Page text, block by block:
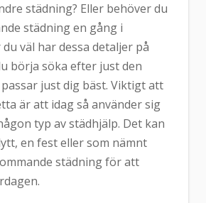
städning? Eller behöver du
städning en gång i
väl har dessa detaljer på
börja söka efter just den
just dig bäst. Viktigt att
är att idag så använder sig
typ av städhjälp. Det kan
en fest eller som nämnt
städning för att